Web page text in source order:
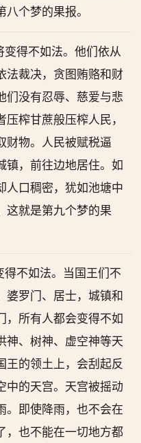
个梦的果报。
变得不如法。他们依从
法裁决，贪图贿赂和财
们没有忍辱、慈爱与悲
榨甘蔗般压榨人民，
财物。人民被赋税逼
镇，前往边地居住。如
人口稠密，犹如池塘中
这就是第九个梦的果
得不如法。当国王们不
婆罗门、居士，城镇和
，所有人都会变得不如
神、树神、虚空神等天
王的领土上，会刮起反
中的天宫。天宫被摇动
。即使降雨，也不会在
，也不能在一切地方都